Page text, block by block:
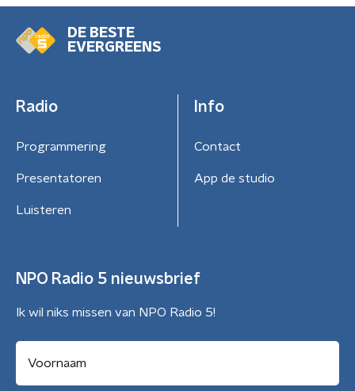
DE BESTE
EVERGREENS
Radio
Programmering
Presentatoren
Luisteren
Info
Contact
App de studio
NPO Radio 5 nieuwsbrief
Ik wil niks missen van NPO Radio 5!